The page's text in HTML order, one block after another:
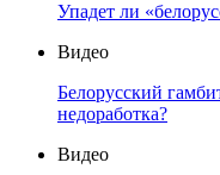
Упадет ли
Видео
Белорусский
недоработка?
Видео